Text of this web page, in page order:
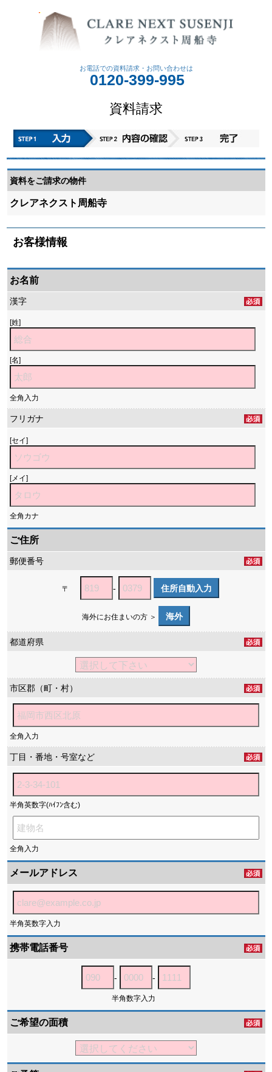
お電話での資料請求・ お問い合わせは
0120-399-995
資料請求
資料をご請求の物件
クレアネクスト周船寺
お客様情報
お名前
漢字
[姓]
[名]
全角入力
フリガナ
[セイ]
[メイ]
全角カナ
ご住所
郵便番号
〒 - 住所自動入力
海外にお住まいの方 ＞ 海外
都道府県
市区郡（町・村）
全角入力
丁目・番地・号室など
半角英数字(ﾊｲﾌﾝ含む)
全角入力
メールアドレス
半角英数字入力
携帯電話番号
- -
半角数字入力
ご希望の面積